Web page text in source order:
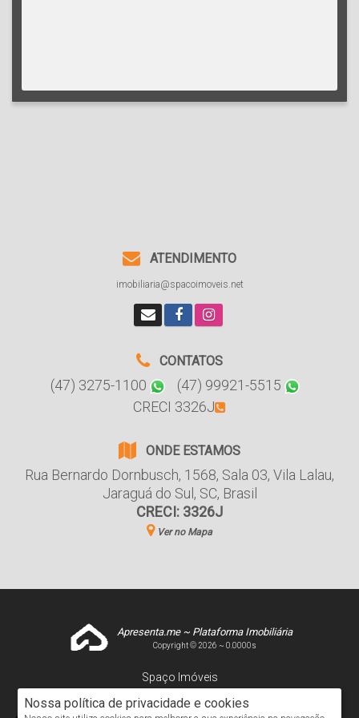
Nossa política de privacidade e cookies
ATENDIMENTO
imobiliaria@spacoimoveis.net
CONTATOS
(47) 3275-1100
(47) 99921-5515
CRECI 3326J
ONDE ESTAMOS
Rua Bernardo Dornbusch, 1568, Sala 03, Vila Lalau,
Jaraguá do Sul , SC, Brasil
CRECI: 3326J
Ver no Mapa
Apresenta.me ~ Plataforma Imobiliária
Copyright © 2026 ~ 0.0000s
Spaço Imóveis